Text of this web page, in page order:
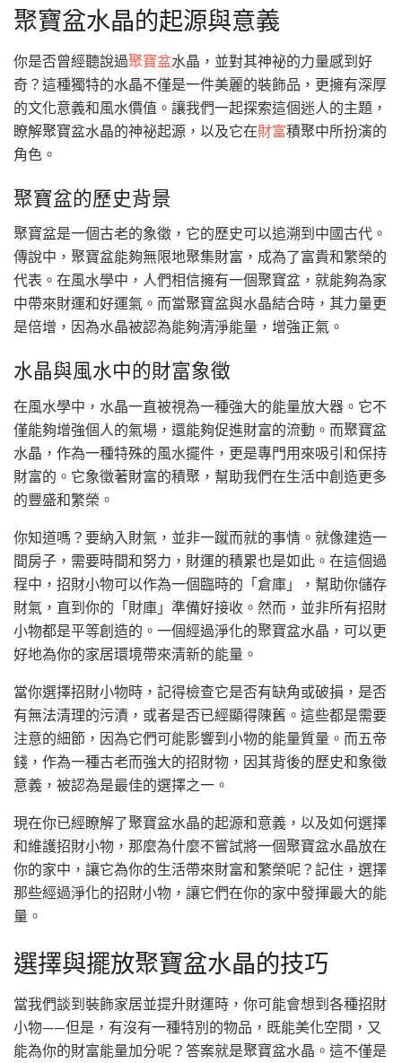
聚寶盆水晶的起源與意義
你是否曾經聽說過聚寶盆水晶，並對其神祕的力量感到好
奇？這種獨特的水晶不僅是一件美麗的裝飾品，更擁有深厚
的文化意義和風水價值。讓我們一起探索這個迷人的主題，
瞭解聚寶盆水晶的神祕起源，以及它在財富積聚中所扮演的
角色。
聚寶盆的歷史背景
聚寶盆是一個古老的象徵，它的歷史可以追溯到中國古代。
傳說中，聚寶盆能夠無限地聚集財富，成為了富貴和繁榮的
代表。在風水學中，人們相信擁有一個聚寶盆，就能夠為家
中帶來財運和好運氣。而當聚寶盆與水晶結合時，其力量更
是倍增，因為水晶被認為能夠清淨能量，增強正氣。
水晶與風水中的財富象徵
在風水學中，水晶一直被視為一種強大的能量放大器。它不
僅能夠增強個人的氣場，還能夠促進財富的流動。而聚寶盆
水晶，作為一種特殊的風水擺件，更是專門用來吸引和保持
財富的。它象徵著財富的積聚，幫助我們在生活中創造更多
的豐盛和繁榮。
你知道嗎？要納入財氣，並非一蹴而就的事情。就像建造一
間房子，需要時間和努力，財運的積累也是如此。在這個過
程中，招財小物可以作為一個臨時的「倉庫」，幫助你儲存
財氣，直到你的「財庫」準備好接收。然而，並非所有招財
小物都是平等創造的。一個經過淨化的聚寶盆水晶，可以更
好地為你的家居環境帶來清新的能量。
當你選擇招財小物時，記得檢查它是否有缺角或破損，是否
有無法清理的污漬，或者是否已經顯得陳舊。這些都是需要
注意的細節，因為它們可能影響到小物的能量質量。而五帝
錢，作為一種古老而強大的招財物，因其背後的歷史和象徵
意義，被認為是最佳的選擇之一。
現在你已經瞭解了聚寶盆水晶的起源和意義，以及如何選擇
和維護招財小物，那麼為什麼不嘗試將一個聚寶盆水晶放在
你的家中，讓它為你的生活帶來財富和繁榮呢？記住，選擇
那些經過淨化的招財小物，讓它們在你的家中發揮最大的能
量。
選擇與擺放聚寶盆水晶的技巧
當我們談到裝飾家居並提升財運時，你可能會想到各種招財
小物——但是，有沒有一種特別的物品，既能美化空間，又
能為你的財富能量加分呢？答案就是聚寶盆水晶。這不僅是